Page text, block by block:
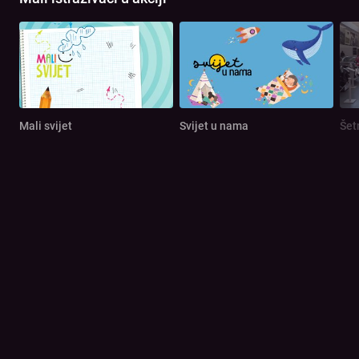
Mali svijet Svijet u nama